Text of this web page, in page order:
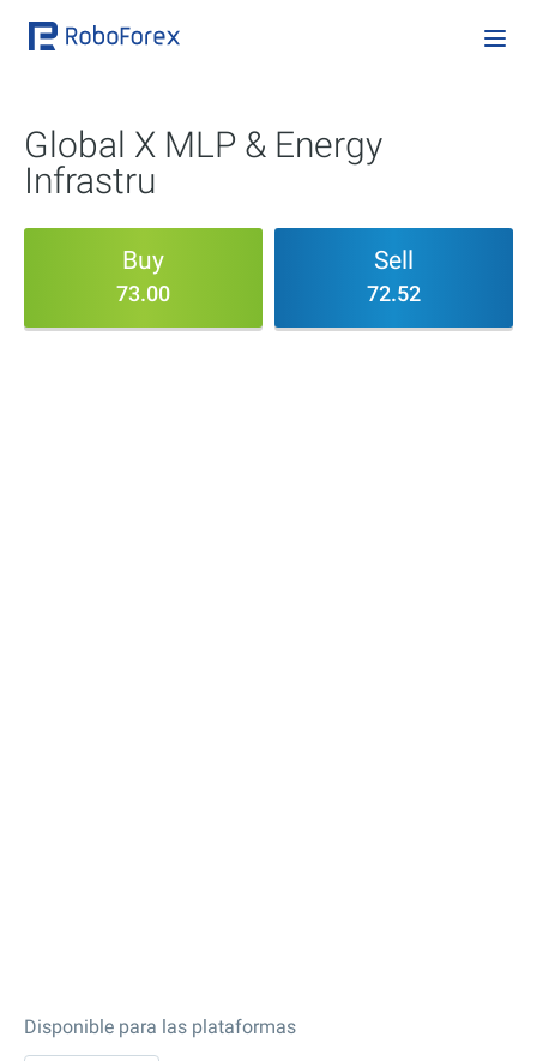
Global X MLP & Energy
Infrastru
Buy
73.00
Sell
72.52
Disponible para las plataformas